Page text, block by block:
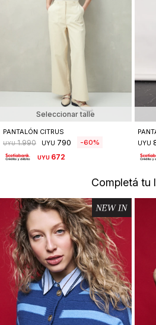
Seleccionar talle
PANTALÓN CITRUS
UYU 1.990 UYU 790 60
UYU 672
UYU
Completá tu